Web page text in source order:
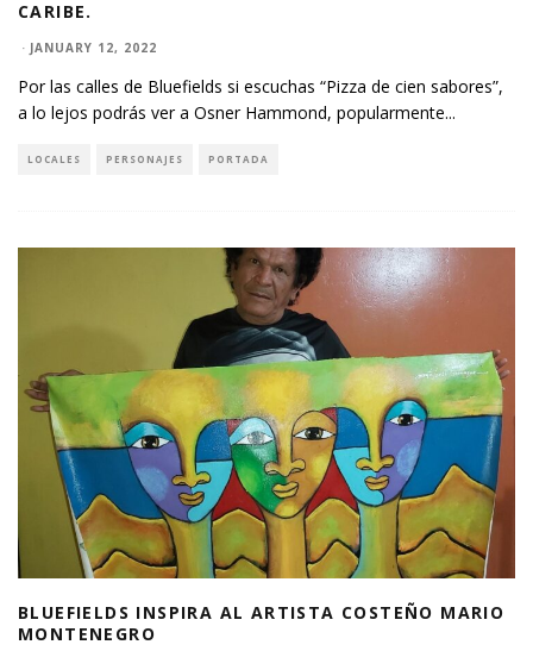
CARIBE.
· JANUARY 12, 2022
Por las calles de Bluefields si escuchas “Pizza de cien sabores”,
a lo lejos podrás ver a Osner Hammond, popularmente...
LOCALES PERSONAJES PORTADA
BLUEFIELDS INSPIRA AL ARTISTA COSTEÑO MARIO
MONTENEGRO